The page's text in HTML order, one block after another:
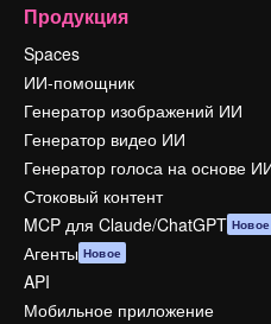
Продукция
Spaces
ИИ-помощник
Генератор изображений ИИ
Генератор видео ИИ
Генератор голоса на основе
Стоковый контент
MCP для Claude/ChatGPT Новое
Агенты Новое
API
Мобильное приложение